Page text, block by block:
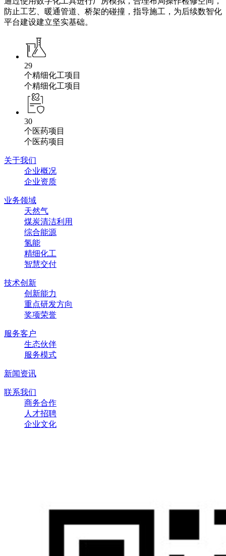
防止工艺、暖通管道、桥架的碰撞，指导施工，为后续数智化
平台建设建立坚实基础。
29
个精细化工项目
个精细化工项目
30
个医药项目
个医药项目
关于我们
企业概况
企业资质
业务领域
天然气
煤炭清洁利用
综合能源
氢能
精细化工
智慧交付
技术创新
创新能力
重点研发方向
奖项荣誉
服务客户
生态伙伴
服务模式
新闻资讯
联系我们
商务合作
人才招聘
企业文化